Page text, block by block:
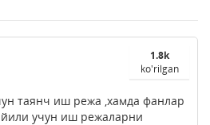
1.8k
ko'rilgan
таянч иш режа ,хамда фанлар
йили учун иш режаларни